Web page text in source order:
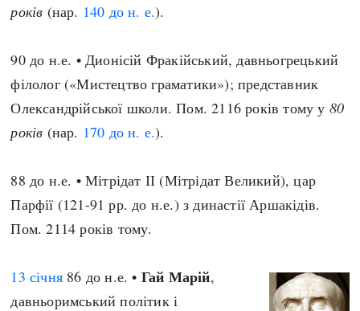
років (нар. 140 до н. е.).
90 до н.е. • Дионісій Фракійський, давньогрецький
філолог («Мистецтво граматики»); представник
Олександрійської школи. Пом. 2116 років тому у 80
років (нар. 170 до н. е.).
88 до н.е. • Мітрідат ІІ (Мітрідат Великий), цар
Парфії (121-91 рр. до н.е.) з династії Аршакідів.
Пом. 2114 років тому.
13 січня 86 до н.е. • Гай Марій,
давньоримський політик і